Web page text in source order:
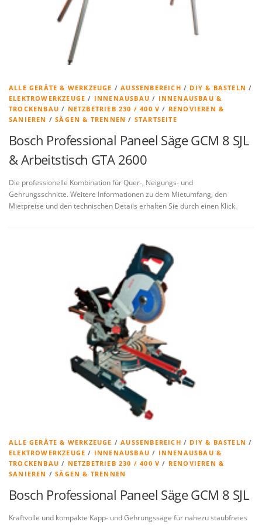
ALLE GERÄTE & WERKZEUGE /AUSSENBEREICH / DIY & BASTELN /
ELEKTROWERKZEUGE / INNENAUSBAU / INNENAUSBAU &
TROCKENBAU / NETZBETRIEB 230 / 400 V / RENOVIEREN &
SANIEREN /SÄGEN & TRENNEN / STARTSEITE
Bosch Professional Paneel Säge GCM 8 SJL
& Arbeitstisch GTA 2600
Die professionelle Kombination für Quer-, Neigungs- und
Gehrungsschnitte. Weitere Informationen zu dem Mietumfang, den
Mietpreise und den technischen Details erhalten Sie durch einen Klick.
ALLE GERÄTE & WERKZEUGE /AUSSENBEREICH / DIY & BASTELN /
ELEKTROWERKZEUGE / INNENAUSBAU / INNENAUSBAU &
TROCKENBAU / NETZBETRIEB 230 / 400 V / RENOVIEREN &
SANIEREN /SÄGEN & TRENNEN
Bosch Professional Paneel Säge GCM 8 SJL
Kraftvolle und kompakte Kapp- und Gehrungssäge für nahezu staubfreies